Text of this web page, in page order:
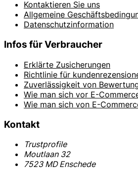
Kontaktieren Sie uns
Allgemeine
Datenschutzinformation
Infos für Verbraucher
Erklärte Zusicherungen
Richtlinie für
Zuverlässigkeit von
Wie man sich vor E-
Wie man sich von E-
Kontakt
Trustprofile
Moutlaan 32
7523 MD Enschede